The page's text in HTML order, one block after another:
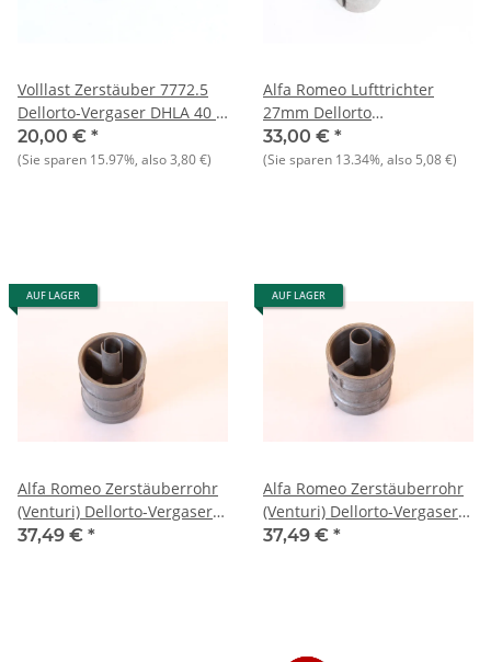
Volllast Zerstäuber 7772.5
Dellorto-Vergaser DHLA 40 -
NEU - Original
20,00 € *
(Sie sparen 15.97%, also3,80 €)
Alfa Romeo Lufttrichter
27mm Dellorto
Doppelvergaser DHLA40,
NEU Original
33,00 € *
(Sie sparen 13.34%, also 5,08 €)
AUF LAGER
Alfa Romeo Zerstäuberrohr
(Venturi) Dellorto-Vergaser
105er Typen NEU Original
37,49 € *
AUF LAGER
Alfa Romeo Zerstäuberrohr
(Venturi) Dellorto-Vergaser
105er Typen NEU Original
37,49 € *